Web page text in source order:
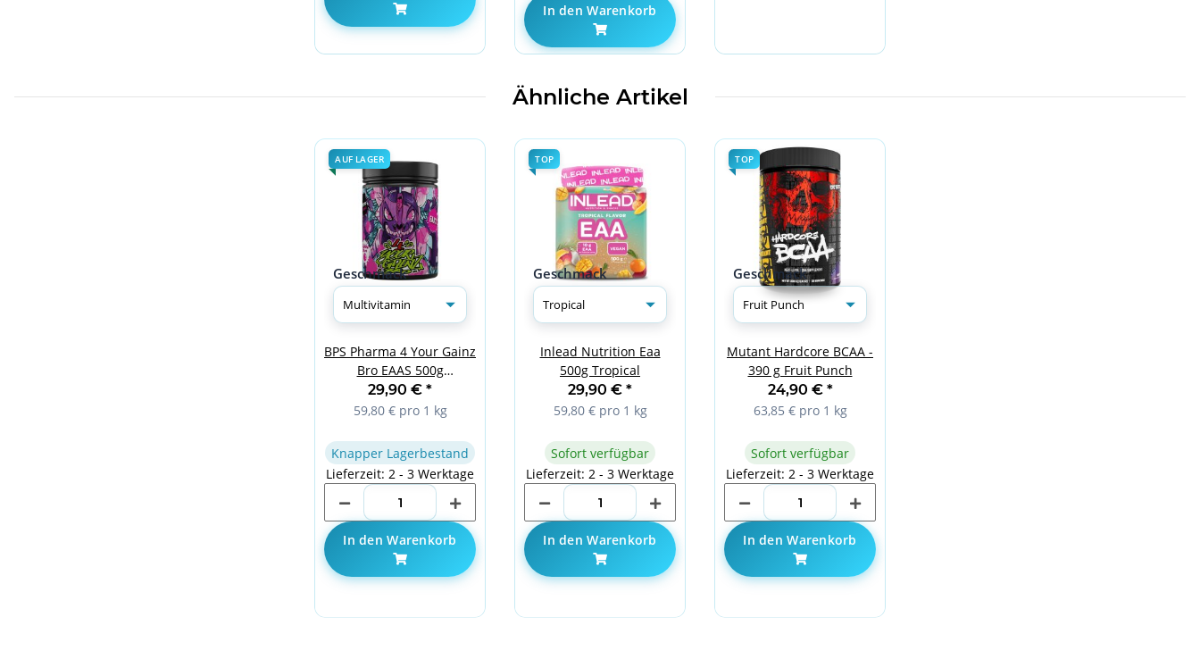
In den Warenkorb
Ähnliche Artikel
AUF LAGER
Geschmack
BPS Pharma 4 Your Gainz
Bro EAAS 500g
Multivitamin
29,90 € *
59,80 € pro 1 kg
Knapper Lagerbestand
Lieferzeit: 2 - 3 Werktage
In den Warenkorb
TOP
Geschmack
Inlead Nutrition Eaa
500g Tropical
29,90 € *
59,80 € pro 1 kg
Sofort verfügbar
Lieferzeit: 2 - 3 Werktage
In den Warenkorb
TOP
Geschmack
Mutant Hardcore BCAA -
390 g Fruit Punch
24,90 € *
63,85 € pro 1 kg
Sofort verfügbar
Lieferzeit: 2 - 3 Werktage
In den Warenkorb